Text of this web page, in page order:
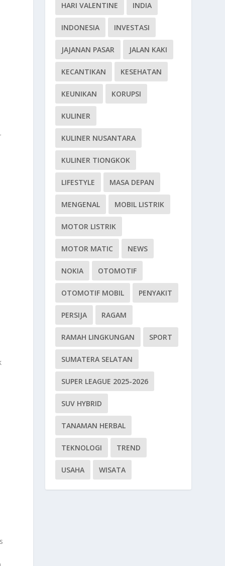
HARI VALENTINE INDIA
INDONESIA INVESTASI
JAJANAN PASAR JALAN KAKI
KECANTIKAN KESEHATAN
KEUNIKAN KORUPSI
KULINER
KULINER NUSANTARA
KULINER TIONGKOK
LIFESTYLE MASA DEPAN
MENGENAL MOBIL LISTRIK
MOTOR LISTRIK
MOTOR MATIC NEWS
NOKIA OTOMOTIF
OTOMOTIF MOBIL PENYAKIT
PERSIJA RAGAM
RAMAH LINGKUNGAN SPORT
SUMATERA SELATAN
SUPER LEAGUE 2025-2026
SUV HYBRID
TANAMAN HERBAL
TEKNOLOGI TREND
USAHA WISATA